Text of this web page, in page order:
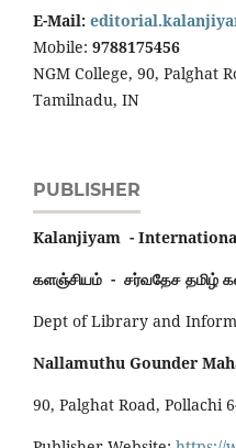
E-Mail:
Mobile: 9788175456
NGM College, 90, Palghat
Tamilnadu, IN
PUBLISHER
Kalanjiyam -
களஞ்சியம் - சர்வதேச தமிழ்
Dept of Library and
Nallamuthu Gounder
90, Palghat Road, Pollachi